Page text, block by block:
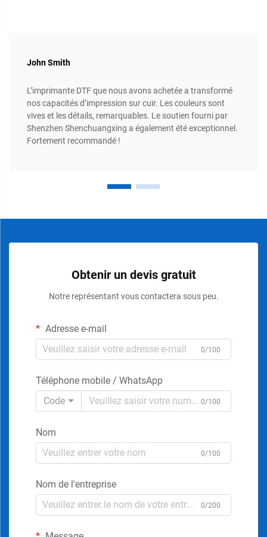
John Smith
L’imprimante DTF que nous avons achetée a transformé
nos capacités d’impression sur cuir. Les couleurs sont
vives et les détails, remarquables. Le soutien fourni par
Shenzhen Shenchuangxing a également été exceptionnel.
Fortement recommandé !
Obtenir un devis gratuit
Notre représentant vous contactera sous peu.
Adresse e-mail
0/100
Téléphone mobile / WhatsApp
Code
0/100
Nom
0/100
Nom de l'entreprise
0/200